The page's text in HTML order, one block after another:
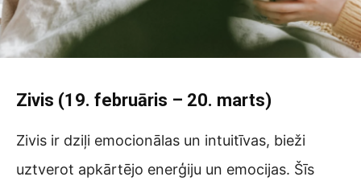
Zivis (19. februāris – 20. marts)
Zivis ir dziļi emocionālas un intuitīvas, bieži
uztverot apkārtējo enerģiju un emocijas. Šīs